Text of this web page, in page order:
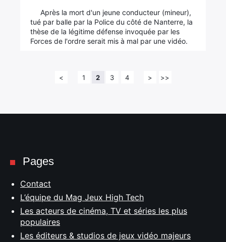
Après la mort d'un jeune conducteur (mineur),
tué par balle par la Police du côté de Nanterre, la
thèse de la légitime défense invoquée par les
Forces de l'ordre serait mis à mal par une vidéo.
< 1 2 3 4 > >>
Pages
Contact
L’équipe du Mag Jeux High Tech
Les acteurs de cinéma, TV et séries les plus
populaires
Les éditeurs & studios de jeux vidéo majeurs